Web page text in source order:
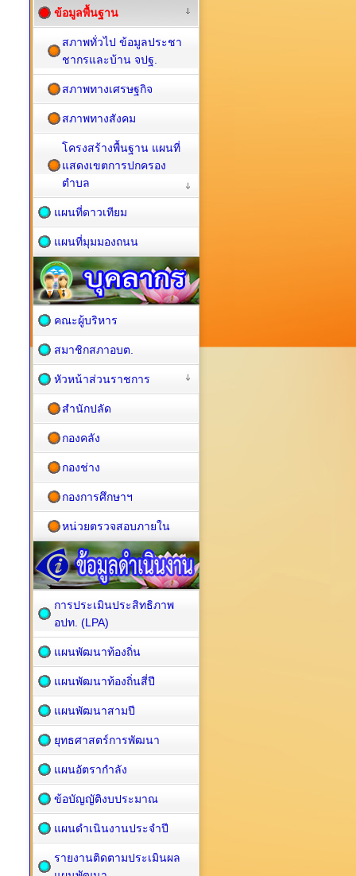
ข้อมูลพื้นฐาน
สภาพทั่วไป ข้อมูลประชา
ชากรและบ้าน จปฐ.
สภาพทางเศรษฐกิจ
สภาพทางสังคม
โครงสร้างพื้นฐาน แผนที่
แสดงเขตการปกครอง
ตำบล
แผนที่ดาวเทียม
แผนที่มุมมองถนน
คณะผู้บริหาร
สมาชิกสภาอบต.
หัวหน้าส่วนราชการ
สำนักปลัด
กองคลัง
กองช่าง
กองการศึกษาฯ
หน่วยตรวจสอบภายใน
การประเมินประสิทธิภาพ
อปท. (LPA)
แผนพัฒนาท้องถิ่น
แผนพัฒนาท้องถิ่นสี่ปี
แผนพัฒนาสามปี
ยุทธศาสตร์การพัฒนา
แผนอัตรากำลัง
ข้อบัญญัติงบประมาณ
แผนดำเนินงานประจำปี
รายงานติดตามประเมินผล